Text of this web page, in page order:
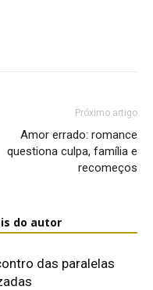
Próximo artigo
Amor errado: romance
questiona culpa, família e
recomeços
do autor
das paralelas